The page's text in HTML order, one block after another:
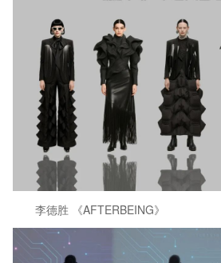
李德胜 《AFTERBEING》